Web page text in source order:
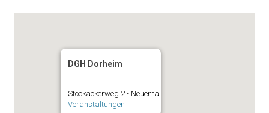
DGH Dorheim
Stockackerweg 2 - Neuental
Veranstaltungen